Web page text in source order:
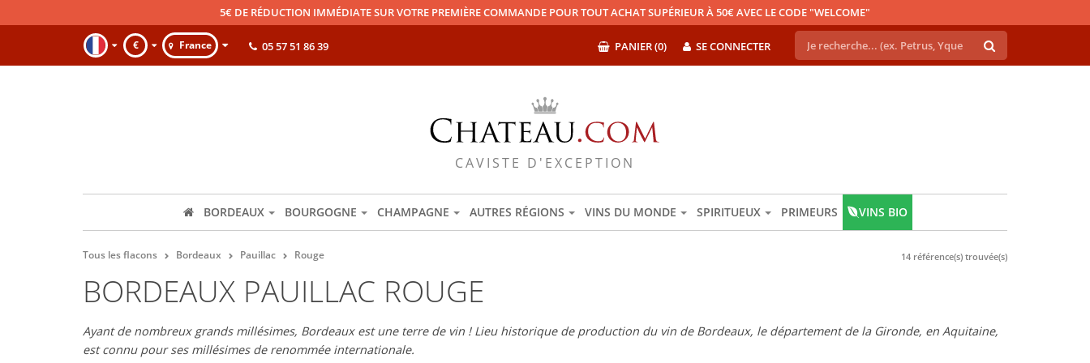
5€ DE RÉDUCTION IMMÉDIATE SUR VOTRE PREMIÈRE COMMANDE POUR TOUT ACHAT SUPÉRIEUR À 50€ AVEC LE CODE "WELCOME"
€ France SE CONNECTER
PANIER (0)
05 57 51 86 39
CAVISTE D'EXCEPTION
BORDEAUX BOURGOGNE CHAMPAGNE AUTRES RÉGIONS VINS DU MONDE SPIRITUEUX PRIMEURS VINS BIO
Tous les flacons Bordeaux Pauillac Rouge 14 référence(s) trouvée(s)
BORDEAUX PAUILLAC ROUGE
Ayant de nombreux grands millésimes, Bordeaux est une terre de vin ! Lieu historique de production du vin de Bordeaux, le département de la Gironde, en Aquitaine,
est connu pour ses millésimes de renommée internationale.